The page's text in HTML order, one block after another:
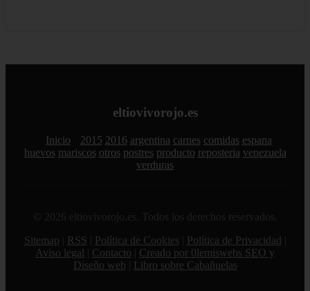
eltiovivorojo.es
Inicio 2015 2016 argentina carnes comidas espana
huevos mariscos otros postres producto reposteria venezuela
verduras
© 2026 eltiovivorojo.es. Todos los derechos reservados.
Sitemap
RSS Política de Cookies Política de Privacidad
Aviso legal
Contacto
Creado por 0lemiswebs SEO y
Diseño web
Libro sobre Cabañuelas